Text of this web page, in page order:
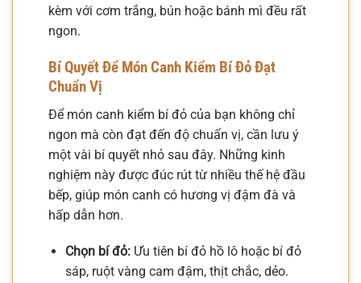
kèm với cơm trắng, bún hoặc bánh mì đều rất
ngon.
Bí Quyết Để Món Canh Kiểm Bí Đỏ Đạt
Chuẩn Vị
Để món canh kiểm bí đỏ của bạn không chỉ
ngon mà còn đạt đến độ chuẩn vị, cần lưu ý
một vài bí quyết nhỏ sau đây. Những kinh
nghiệm này được đúc rút từ nhiều thế hệ đầu
bếp, giúp món canh có hương vị đậm đà và
hấp dẫn hơn.
Chọn bí đỏ:Ưu tiên bí đỏ hồ lô hoặc bí đỏ
sáp, ruột vàng cam đậm, thịt chắc, dẻo.